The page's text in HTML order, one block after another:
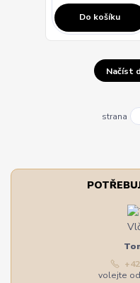
Do košíku
Načíst
strana
volejte